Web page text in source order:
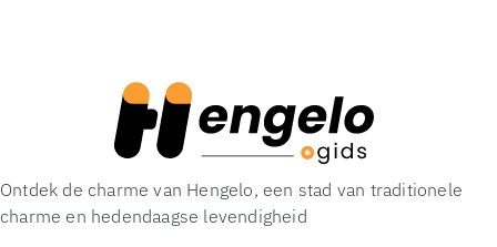
Ontdek de charme van Hengelo, een stad van traditionele
charme en hedendaagse levendigheid